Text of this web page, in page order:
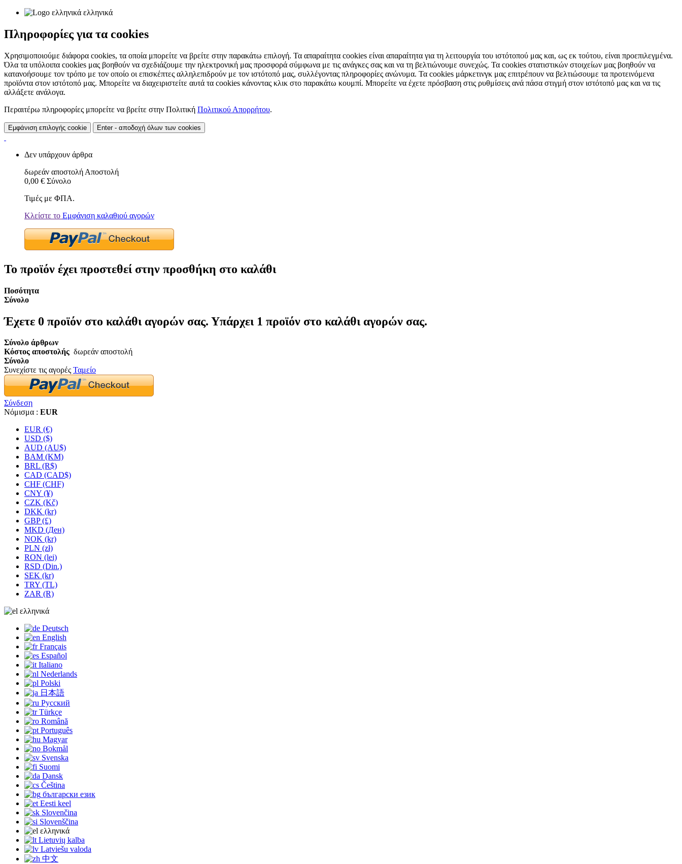
ελληνικά
Πληροφορίες για τα cookies
Χρησιμοποιούμε διάφορα cookies, τα οποία μπορείτε να βρείτε στην παρακάτω επιλογή. Τα απαραίτητα cookies είναι απαραίτητα για τη λειτουργία του ιστότοπού μας και, ως εκ τούτου, είναι προεπιλεγμένα.
Όλα τα υπόλοιπα cookies μας βοηθούν να σχεδιάζουμε την ηλεκτρονική μας προσφορά σύμφωνα με τις ανάγκες σας και να τη βελτιώνουμε συνεχώς. Τα cookies στατιστικών στοιχείων μας βοηθούν να
κατανοήσουμε τον τρόπο με τον οποίο οι επισκέπτες αλληλεπιδρούν με τον ιστότοπό μας, συλλέγοντας πληροφορίες ανώνυμα. Τα cookies μάρκετινγκ μας επιτρέπουν να βελτιώσουμε τα προτεινόμενα
προϊόντα στον ιστότοπό μας. Μπορείτε να διαχειριστείτε αυτά τα cookies κάνοντας κλικ στο παρακάτω κουμπί. Μπορείτε να έχετε πρόσβαση στις ρυθμίσεις ανά πάσα στιγμή στον ιστότοπό μας και να τις
αλλάξετε ανάλογα.
Περαιτέρω πληροφορίες μπορείτε να βρείτε στην Πολιτική Πολιτικού Απορρήτου.
Εμφάνιση επιλογής cookie Enter - αποδοχή όλων των cookies
Δεν υπάρχουν άρθρα
δωρεάν αποστολή Αποστολή
0,00 € Σύνολο
Τιμές με ΦΠΑ.
Κλείστε το Εμφάνιση καλαθιού αγορών
Το προϊόν έχει προστεθεί στην προσθήκη στο καλάθι
Ποσότητα
Σύνολο
Έχετε 0 προϊόν στο καλάθι αγορών σας. Υπάρχει 1 προϊόν στο καλάθι αγορών σας.
Σύνολο άρθρων
Κόστος αποστολής δωρεάν αποστολή
Σύνολο
Συνεχίστε τις αγορές Ταμείο
Σύνδεση
Νόμισμα : EUR
EUR (€)
USD ($)
AUD (AU$)
BAM (KM)
BRL (R$)
CAD (CAD$)
CHF (CHF)
CNY (¥)
CZK (Kč)
DKK (kr)
GBP (£)
MKD (Ден)
NOK (kr)
PLN (zł)
RON (lei)
RSD (Din.)
SEK (kr)
TRY (TL)
ZAR (R)
ελληνικά
Deutsch
English
Français
Español
Italiano
Nederlands
Polski
日本語
Русский
Türkçe
Română
Português
Magyar
Bokmål
Svenska
Suomi
Dansk
Čeština
български език
Eesti keel
Slovenčina
Slovenščina
ελληνικά
Lietuvių kalba
Latviešu valoda
中文